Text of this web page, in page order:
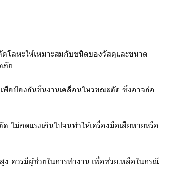
ดโลหะให้เหมาะสมกับชนิดของวัสดุและขนาด
ภัย
พื่อป้องกันชิ้นงานเคลื่อนไหวขณะตัด ซึ่งอาจก่อ
ด ไม่กดแรงเกินไปจนทำให้เครื่องมือเสียหายหรือ
ง ควรมีผู้ช่วยในการทำงาน เพื่อช่วยเหลือในกรณี